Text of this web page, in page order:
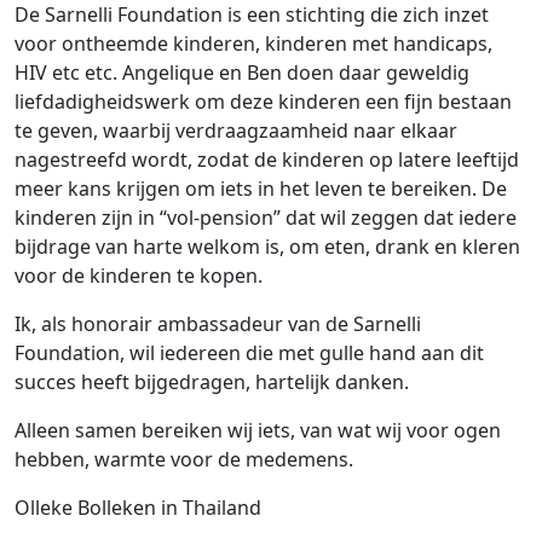
De Sarnelli Foundation is een stichting die zich inzet
voor ontheemde kinderen, kinderen met handicaps,
HIV etc etc. Angelique en Ben doen daar geweldig
liefdadigheidswerk om deze kinderen een fijn bestaan
te geven, waarbij verdraagzaamheid naar elkaar
nagestreefd wordt, zodat de kinderen op latere leeftijd
meer kans krijgen om iets in het leven te bereiken. De
kinderen zijn in “vol-pension” dat wil zeggen dat iedere
bijdrage van harte welkom is, om eten, drank en kleren
voor de kinderen te kopen.
Ik, als honorair ambassadeur van de Sarnelli
Foundation, wil iedereen die met gulle hand aan dit
succes heeft bijgedragen, hartelijk danken.
Alleen samen bereiken wij iets, van wat wij voor ogen
hebben, warmte voor de medemens.
Olleke Bolleken in Thailand